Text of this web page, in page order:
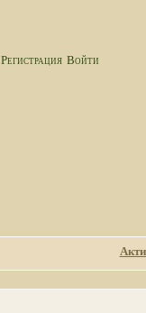
Регистрация Войти